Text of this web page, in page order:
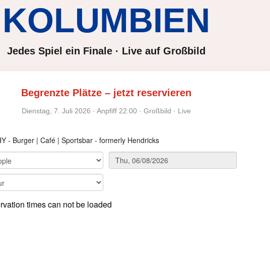
KOLUMBIEN
Jedes Spiel ein Finale · Live auf Großbild
Begrenzte Plätze – jetzt reservieren
Dienstag, 7. Juli 2026 · Anpfiff 22:00 · Großbild · Live